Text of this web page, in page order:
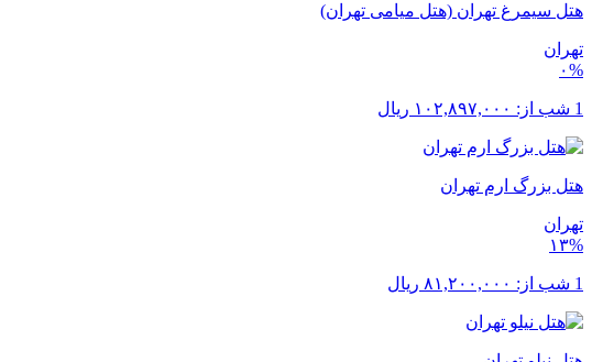
هتل سیمرغ تهران (هتل میامی تهران)
تهران
۰%
1 شب از: ۱۰۲,۸۹۷,۰۰۰ ریال
هتل بزرگ ارم تهران
تهران
۱۳%
1 شب از: ۸۱,۲۰۰,۰۰۰ ریال